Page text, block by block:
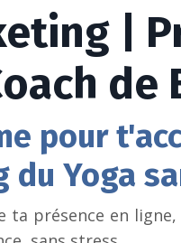
|
de
pour
du Yoga
ta présence en